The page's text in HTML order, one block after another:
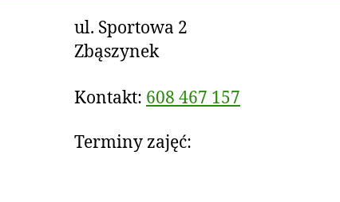
ul. Sportowa 2
Zbąszynek
Kontakt: 608 467 157
Terminy zajęć: